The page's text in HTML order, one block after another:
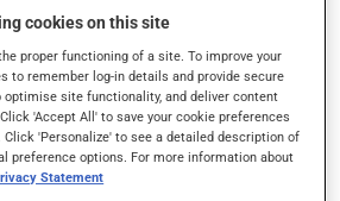
Continuez pour la durée de
la posologie inscrite sur
pas plus, ni plus souvent
de la cortisone peuvent amincir
les infections de la peau. Ne les
cookies on this site
proper functioning of a site. To improve your
to remember log-in details and provide secure
site functionality, and deliver content
'Accept All' to save your cookie preferences
'Personalize' to see a detailed description of
preference options. For more information about
Statement